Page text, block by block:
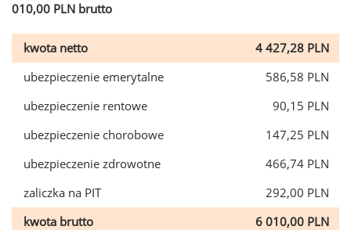
010,00 PLN brutto
kwota netto
4 427,28 PLN
ubezpieczenie emerytalne
586,58 PLN
ubezpieczenie rentowe
90,15 PLN
ubezpieczenie chorobowe
147,25 PLN
ubezpieczenie zdrowotne
466,74 PLN
zaliczka na PIT
292,00 PLN
kwota brutto
6 010,00 PLN